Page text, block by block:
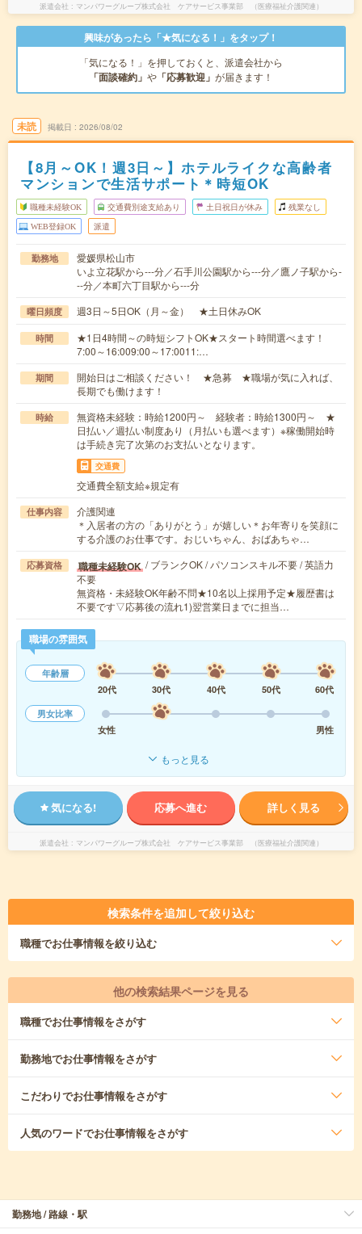
派遣会社 マンパワーグループ株式会社 ケアサービス事業部 （医療福祉介護関連）
興味があったら「★気になる！」をタップ！
「気になる！」を押しておくと、派遣会社から
「面談確約」 や 「応募歓迎」 が届きます！
未読 掲載日 2026/08/02
【8月～OK！週3日～】ホテルライクな高齢者
マンションで生活サポート＊時短OK
職種未経験OK 交通費別途支給あり 土日祝日が休み 残業なし
WEB登録OK 派遣
勤務地
愛媛県松山市
いよ立花駅から---分／石手川公園駅から---分／鷹ノ子駅から-
--分／本町六丁目駅から---分
曜日頻度 週3日～5日OK（月～金） ★土日休みOK
時間
★1日4時間～の時短シフトOK★スタート時間選べます！
7:00～16:009:00～17:0011:…
期間
開始日はご相談ください！ ★急募 ★職場が気に入れば、
長期でも働けます！
時給
無資格未経験：時給1200円～ 経験者：時給1300円～ ★
日払い／週払い制度あり（月払いも選べます）※稼働開始時
は手続き完了次第のお支払いとなります。
交通費
交通費全額支給※規定有
仕事内容
介護関連
＊入居者の方の「ありがとう」が嬉しい＊お年寄りを笑顔に
する介護のお仕事です。おじいちゃん、おばあちゃ…
応募資格 職種未経験OK / ブランクOK / パソコンスキル不要 / 英語力
不要
無資格・未経験OK年齢不問★10名以上採用予定★履歴書は
不要です▽応募後の流れ1)翌営業日までに担当…
職場の雰囲気
年齢層
20代
30代 40代 50代
60代
男女比率
女性
男性
もっと見る
気になる! 応募へ進む 詳しく見る
派遣会社 マンパワーグループ株式会社 ケアサービス事業部 （医療福祉介護関連）
検索条件を追加して絞り込む
職種でお仕事情報を絞り込む
他の検索結果ページを見る
職種でお仕事情報をさがす
勤務地でお仕事情報をさがす
こだわりでお仕事情報をさがす
人気のワードでお仕事情報をさがす
勤務地 / 路線・駅